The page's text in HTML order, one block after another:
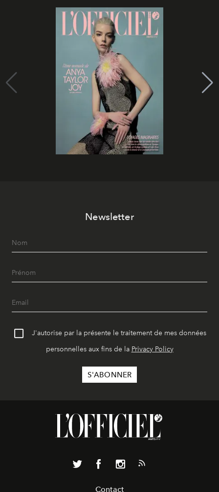
Newsletter
J'autorise par la présente le traitement de mes données
personnelles aux fins de la Privacy Policy
Contact